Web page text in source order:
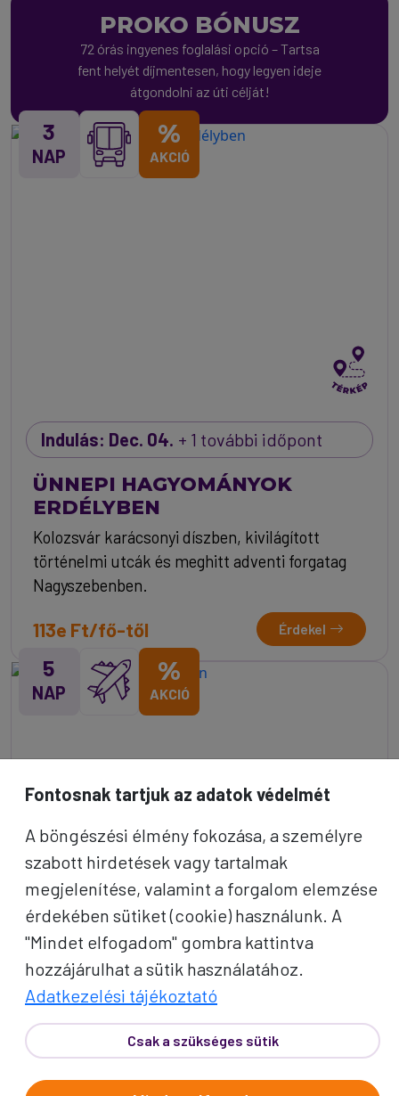
PROKO BÓNUSZ
72 órás ingyenes foglalási opció – Tartsa
fent helyét díjmentesen, hogy legyen ideje
átgondolni az úti célját!
3
NAP
%
AKCIÓ
Indulás: Dec. 04. + 1 további időpont
ÜNNEPI HAGYOMÁNYOK
ERDÉLYBEN
Kolozsvár karácsonyi díszben, kivilágított
történelmi utcák és meghitt adventi forgatag
Nagyszebenben.
113e Ft/fő-től Érdekel
5
NAP
%
AKCIÓ
Indulás: Feb. 12.
VALENTIN-NAP
ISZTAMBULBAN
Fontosnak tartjuk az adatok védelmét
A böngészési élmény fokozása, a személyre
szabott hirdetések vagy tartalmak
megjelenítése, valamint a forgalom elemzése
érdekében sütiket (cookie) használunk. A
"Mindet elfogadom" gombra kattintva
hozzájárulhat a sütik használatához.
Adatkezelési tájékoztató
Csak a szükséges sütik